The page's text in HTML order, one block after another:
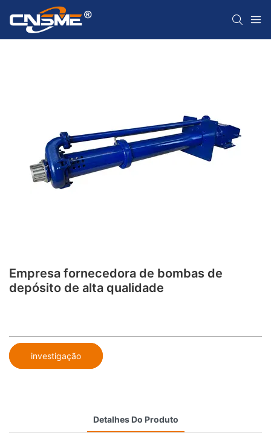
Empresa fornecedora de bombas de
depósito de alta qualidade
investigação
Detalhes Do Produto